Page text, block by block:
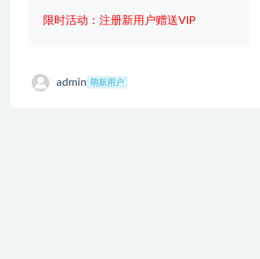
限时活动：注册新用户赠送VIP
admin 萌新用户